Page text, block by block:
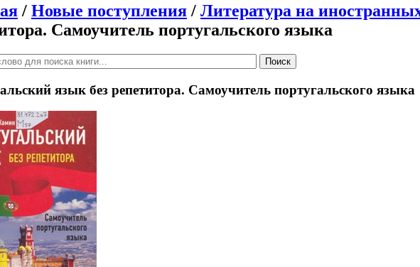
/ Новые поступления / Литература на
Самоучитель португальского языка
Поиск
язык без репетитора. Самоучитель португальского языка